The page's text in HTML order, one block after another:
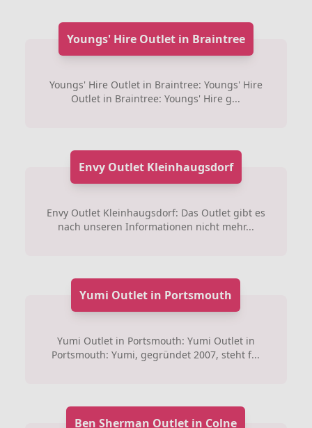
Youngs' Hire Outlet in Braintree
Youngs' Hire Outlet in Braintree: Youngs' Hire
Outlet in Braintree: Youngs' Hire g...
Envy Outlet Kleinhaugsdorf
Envy Outlet Kleinhaugsdorf: Das Outlet gibt es
nach unseren Informationen nicht mehr...
Yumi Outlet in Portsmouth
Yumi Outlet in Portsmouth: Yumi Outlet in
Portsmouth: Yumi, gegründet 2007, steht f...
Ben Sherman Outlet in Colne